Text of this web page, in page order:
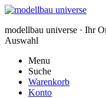
modellbau universe · Ihr
Auswahl
Menu
Suche
Warenkorb
Konto